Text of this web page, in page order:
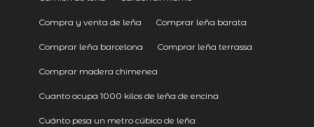
Compra y venta de leña Comprar leña barata
Comprar leña barcelona Comprar leña terrassa
Comprar madera chimenea
Cuanto ocupa 1000 kilos de leña de encina
Cuánto pesa un metro cúbico de leña